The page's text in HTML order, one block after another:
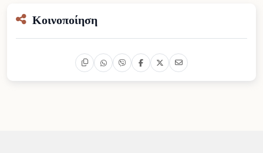
Κοινοποίηση